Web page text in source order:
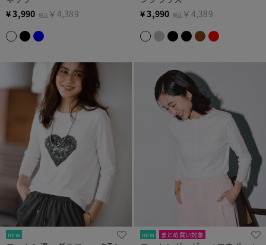
¥3,990 税込 ￥4,389
¥3,990 税込 ￥4,389
new new まとめ買い対象